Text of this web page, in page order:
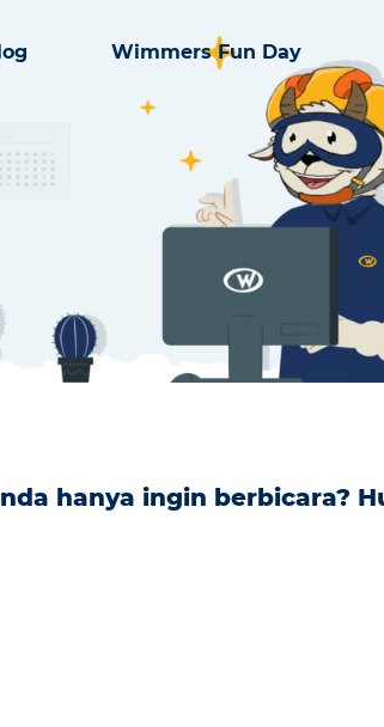
Wimmers Fun Day
hanya ingin berbicara?